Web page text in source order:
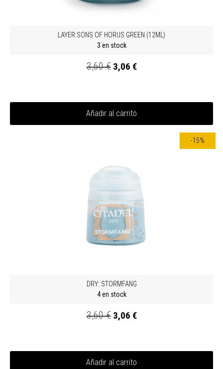
LAYER:SONS OF HORUS GREEN (12ML)
3 en stock
3,60 € 3,06 €
Añadir al carrito
-15%
DRY: STORMFANG
4 en stock
3,60 € 3,06 €
Añadir al carrito